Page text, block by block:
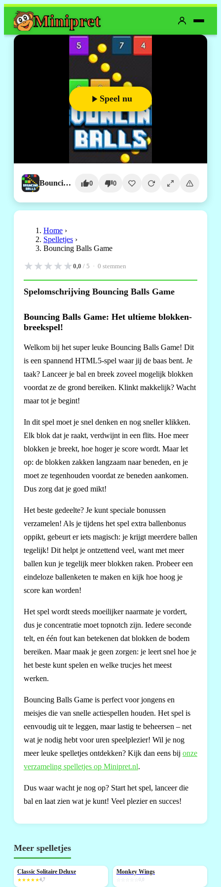
Minipret
Speel nu
Bouncing Balls Game 0 0
Home ›
Spelletjes ›
Bouncing Balls Game
★★★★★0,0 / 5 · 0 stemmen
Spelomschrijving Bouncing Balls Game
Bouncing Balls Game: Het ultieme blokken-
breekspel!
Welkom bij het super leuke Bouncing Balls Game! Dit
is een spannend HTML5-spel waar jij de baas bent. Je
taak? Lanceer je bal en breek zoveel mogelijk blokken
voordat ze de grond bereiken. Klinkt makkelijk? Wacht
maar tot je begint!
In dit spel moet je snel denken en nog sneller klikken.
Elk blok dat je raakt, verdwijnt in een flits. Hoe meer
blokken je breekt, hoe hoger je score wordt. Maar let
op: de blokken zakken langzaam naar beneden, en je
moet ze tegenhouden voordat ze beneden aankomen.
Dus zorg dat je goed mikt!
Het beste gedeelte? Je kunt speciale bonussen
verzamelen! Als je tijdens het spel extra ballenbonus
oppikt, gebeurt er iets magisch: je krijgt meerdere ballen
tegelijk! Dit helpt je ontzettend veel, want met meer
ballen kun je tegelijk meer blokken raken. Probeer een
eindeloze ballenketen te maken en kijk hoe hoog je
score kan worden!
Het spel wordt steeds moeilijker naarmate je vordert,
dus je concentratie moet topnotch zijn. Iedere seconde
telt, en één fout kan betekenen dat blokken de bodem
bereiken. Maar maak je geen zorgen: je leert snel hoe je
het beste kunt spelen en welke trucjes het meest
werken.
Bouncing Balls Game is perfect voor jongens en
meisjes die van snelle actiespellen houden. Het spel is
eenvoudig uit te leggen, maar lastig te beheersen – net
wat je nodig hebt voor uren speelplezier! Wil je nog
meer leuke spelletjes ontdekken? Kijk dan eens bij onze
verzameling spelletjes op Minipret.nl.
Dus waar wacht je nog op? Start het spel, lanceer die
bal en laat zien wat je kunt! Veel plezier en succes!
Meer spelletjes
NIEUW
Classic Solitaire Deluxe
★★★★★4,7
NIEUW
Monkey Wings
0,0